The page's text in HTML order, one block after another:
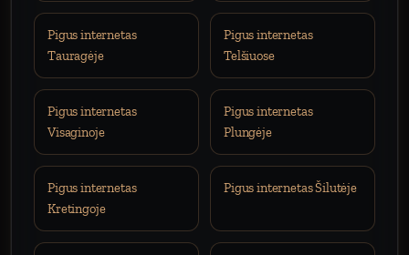
Pigus internetas
Tauragėje
Pigus internetas
Telšiuose
Pigus internetas
Visaginoje
Pigus internetas
Plungėje
Pigus internetas
Kretingoje
Pigus internetas Šilutėje